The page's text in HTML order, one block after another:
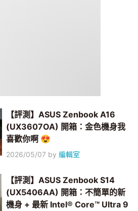
【評測】ASUS Zenbook A16
(UX3607OA) 開箱：金色機身我
喜歡你啊 😍
2026/05/07 by編輯室
【評測】ASUS Zenbook S14
(UX5406AA) 開箱：不簡單的新
機身 + 最新 Intel® Core™ Ultra 9